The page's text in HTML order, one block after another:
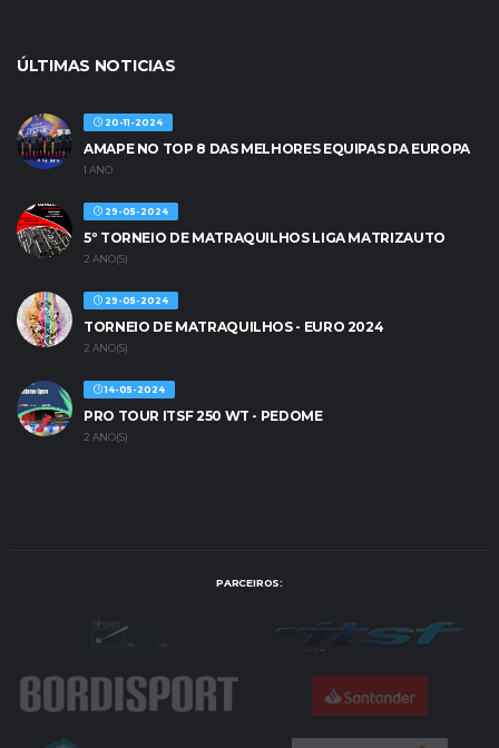
ÚLTIMAS NOTICIAS
20-11-2024
AMAPE NO TOP 8 DAS MELHORES EQUIPAS DA EUROPA
1 ANO
29-05-2024
5º TORNEIO DE MATRAQUILHOS LIGA MATRIZAUTO
2 ANO(S)
29-05-2024
TORNEIO DE MATRAQUILHOS - EURO 2024
2 ANO(S)
14-05-2024
PRO TOUR ITSF 250 WT - PEDOME
2 ANO(S)
PARCEIROS: